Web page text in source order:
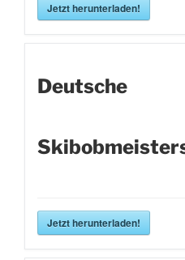
Jetzt herunterladen!
Deutsche
Jetzt herunterladen!